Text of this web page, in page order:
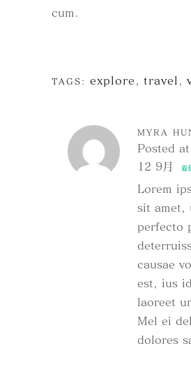
cum.
TAGS: explore travel
MYRA
Posted
12 9月
返
Lorem
sit amet,
perfecto
causae
est, ius
laoreet
Mel ei
dolores